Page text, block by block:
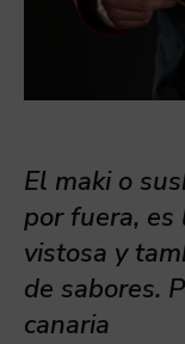
El maki o
por fuera, es
vistosa y
de sabores.
canaria